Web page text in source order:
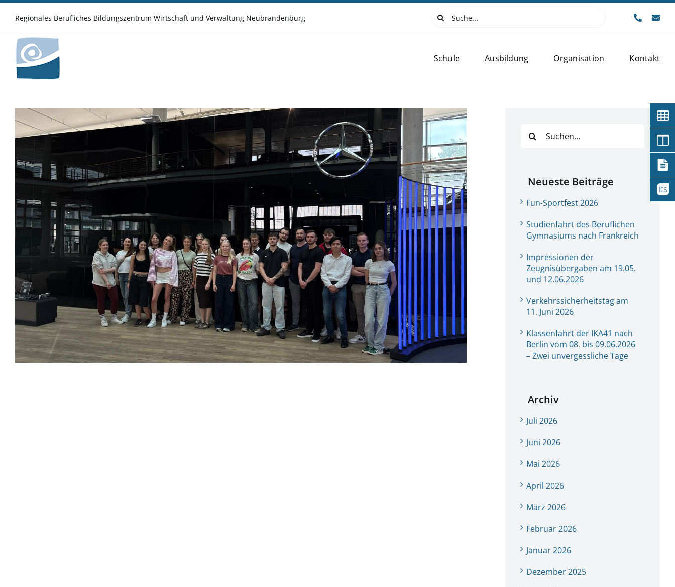
Zum
InhaltRegionales Berufliches Bildungszentrum Wirtschaft und Verwaltung Neubrandenburg
Suche
nach:
Schule Ausbildung Organisation Kontakt
Zeige
grösseres
Bild
nach:
Neueste Beiträge
Fun-Sportfest 2026
Studienfahrt des Beruflichen
Gymnasiums nach Frankreich
Impressionen der
Zeugnisübergaben am 19.05.
und 12.06.2026
Verkehrssicherheitstag am
11. Juni 2026
Klassenfahrt der IKA41 nach
Berlin vom 08. bis 09.06.2026
– Zwei unvergessliche Tage
Archiv
Juli 2026
Juni 2026
Mai 2026
April 2026
März 2026
Februar 2026
Januar 2026
Dezember 2025